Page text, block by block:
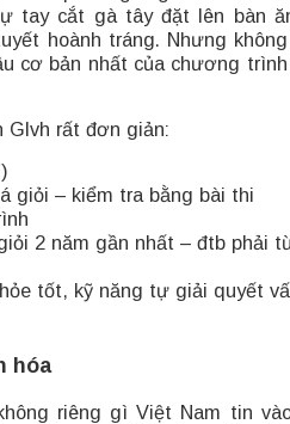
tay cắt gà tây đặt lên bàn
hoành tráng. Nhưng
cơ bản nhất của chương
Glvh rất đơn giản:
giỏi – kiểm tra bằng bài thi
2 năm gần nhất – đtb phải
tốt, kỹ năng tự giải quyết
hóa
riêng gì Việt Nam tin